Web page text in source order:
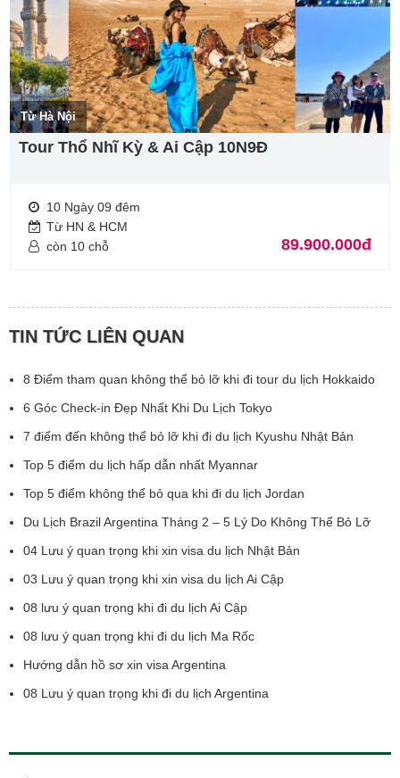
Từ Hà Nội
Tour Thổ Nhĩ Kỳ & Ai Cập 10N9Đ
10 Ngày 09 đêm
Từ HN & HCM
còn 10 chỗ
89.900.000đ
TIN TỨC LIÊN QUAN
8 Điểm tham quan không thể bỏ lỡ khi đi tour du lịch Hokkaido
6 Góc Check-in Đẹp Nhất Khi Du Lịch Tokyo
7 điểm đến không thể bỏ lỡ khi đi du lịch Kyushu Nhật Bản
Top 5 điểm du lịch hấp dẫn nhất Myannar
Top 5 điểm không thể bỏ qua khi đi du lịch Jordan
Du Lịch Brazil Argentina Tháng 2 – 5 Lý Do Không Thể Bỏ Lỡ
04 Lưu ý quan trọng khi xin visa du lịch Nhật Bản
03 Lưu ý quan trọng khi xin visa du lịch Ai Cập
08 lưu ý quan trọng khi đi du lịch Ai Cập
08 lưu ý quan trọng khi đi du lịch Ma Rốc
Hướng dẫn hồ sơ xin visa Argentina
08 Lưu ý quan trọng khi đi du lịch Argentina